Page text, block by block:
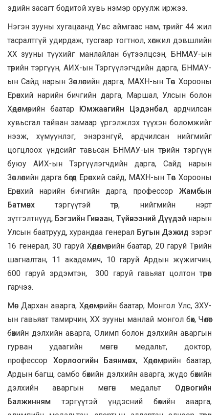
эдийн засагт бодитой хувь нэмэр оруулж иржээ.
Нэгэн зууны хугацаанд Увс аймгаас нам, төрийг 44 жил
тасралтгүй удирдаж, тусгаар тогтнол, хөгжил дэвшлийн
XX зууны түүхийг манлайлан бүтээлцсэн, БНМАУ-ын
төрийн тэргүүн, АИХ-ын Тэргүүлэгчдийн дарга, БНМАУ-
ын Сайд нарын Зөвлөлийн дарга, МАХН-ын Төв Хорооны
Ерөнхий нарийн бичгийн дарга, Маршал, Улсын болон
Хөдөлмөрийн баатар Юмжаагийн Цэдэнбал, ардчилсан
хувьсгал тайван замаар үргэлжлэх түүхэн боломжийг
нээж, хүмүүнлэг, энэрэнгүй, ардчилсан нийгмийг
цогцлоох үндсийг тавьсан БНМАУ-ын төрийн тэргүүн
буюу АИХ-ын Тэргүүлэгчдийн дарга, Сайд нарын
Зөвлөлийн дарга бөгөөд Ерөнхий сайд, МАХН-ын Төв Хорооны
Ерөнхий нарийн бичгийн дарга, профессор Жамбын
Батмөнх тэргүүтэй төр, нийгмийн нэрт
зүтгэлтнүүд, Бэгзийн Гиваан, Түйвээний Дүүдэй нарын
Улсын баатрууд, хурандаа генерал Бугын Дэжид зэрэг
16 генерал, 30 гаруй Хөдөлмөрийн баатар, 20 гаруй Төрийн
шагналтан, 11 академич, 10 гаруй Ардын жүжигчин,
600 гаруй эрдэмтэн, 300 гаруй гавьяат цолтон төрөн
гарчээ.
Мөн Дархан аварга, Хөдөлмөрийн баатар, Монгол Улс, ЗХУ-
ын гавьяат тамирчин, XX зууны манлай монгол бөх, Чөлөөт
бөхийн дэлхийн аварга, Олимп болон дэлхийн аваргын
гурван удаагийн мөнгөн медальт, доктор,
профессор Хорлоогийн Баянмөнх, Хөдөлмөрийн баатар,
Ардын багш, самбо бөхийн дэлхийн аварга, жүдо бөхийн
дэлхийн аваргын мөнгөн медальт Одвогийн
Балжинням тэргүүтэй үндэсний бөхийн аварга,